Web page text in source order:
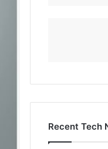
Recent Tech